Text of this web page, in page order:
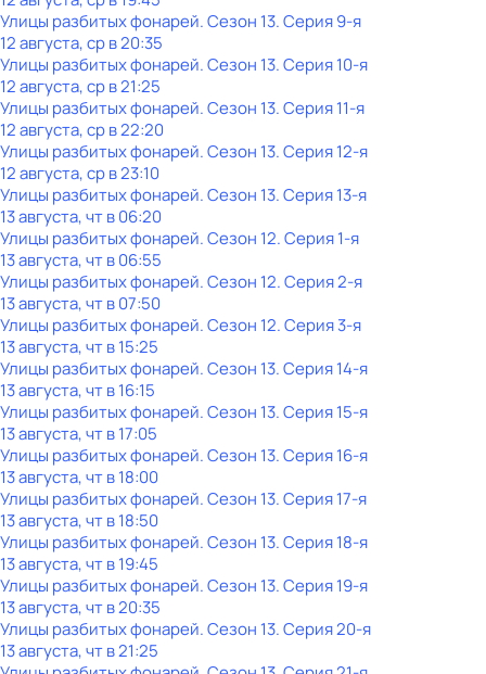
Улицы разбитых фонарей. Сезон 13. Серия 9-я
12 августа, ср в 20:35
Улицы разбитых фонарей. Сезон 13. Серия 10-я
12 августа, ср в 21:25
Улицы разбитых фонарей. Сезон 13. Серия 11-я
12 августа, ср в 22:20
Улицы разбитых фонарей. Сезон 13. Серия 12-я
12 августа, ср в 23:10
Улицы разбитых фонарей. Сезон 13. Серия 13-я
13 августа, чт в 06:20
Улицы разбитых фонарей. Сезон 12. Серия 1-я
13 августа, чт в 06:55
Улицы разбитых фонарей. Сезон 12. Серия 2-я
13 августа, чт в 07:50
Улицы разбитых фонарей. Сезон 12. Серия 3-я
13 августа, чт в 15:25
Улицы разбитых фонарей. Сезон 13. Серия 14-я
13 августа, чт в 16:15
Улицы разбитых фонарей. Сезон 13. Серия 15-я
13 августа, чт в 17:05
Улицы разбитых фонарей. Сезон 13. Серия 16-я
13 августа, чт в 18:00
Улицы разбитых фонарей. Сезон 13. Серия 17-я
13 августа, чт в 18:50
Улицы разбитых фонарей. Сезон 13. Серия 18-я
13 августа, чт в 19:45
Улицы разбитых фонарей. Сезон 13. Серия 19-я
13 августа, чт в 20:35
Улицы разбитых фонарей. Сезон 13. Серия 20-я
13 августа, чт в 21:25